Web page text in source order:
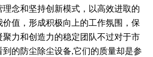
念和坚持创新模式，以高效进取的
值，形成积极向上的工作氛围，保
力和创造力的稳定团队不过对于市
的防尘除尘设备,它们的质量却是参